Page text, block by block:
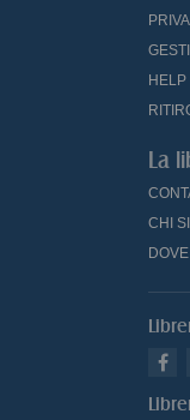
HELP
La
CHI